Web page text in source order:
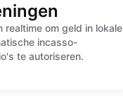
realtime om geld in lokale
incasso-
te autoriseren.